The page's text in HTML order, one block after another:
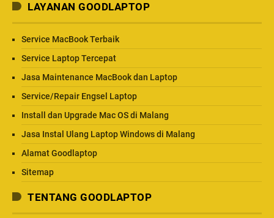
LAYANAN GOODLAPTOP
Service MacBook Terbaik
Service Laptop Tercepat
Jasa Maintenance MacBook dan Laptop
Service/Repair Engsel Laptop
Install dan Upgrade Mac OS di Malang
Jasa Instal Ulang Laptop Windows di Malang
Alamat Goodlaptop
Sitemap
TENTANG GOODLAPTOP